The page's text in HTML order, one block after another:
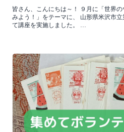
皆さん、こんにちは～！ ９月に「世界
みよう！」をテーマに、 山形県米沢市
て講座を実施しました。 …